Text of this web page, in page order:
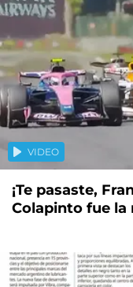
VIDEO
¡Te pasaste,
Colapinto fue la